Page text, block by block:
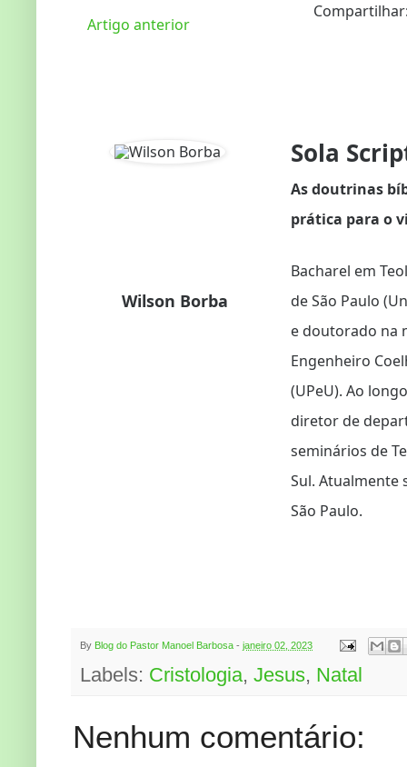
Artigo anterior
Wilson Borba
Sola
As doutrinas
prática para o
Bacharel em
de São Paulo
e doutorado na
Engenheiro
(UPeU). Ao
diretor de
seminários de
Sul.
São Paulo.
By Blog do Pastor Manoel Barbosa - janeiro 02, 2023
Labels: Cristologia, Jesus, Natal
Nenhum comentário: